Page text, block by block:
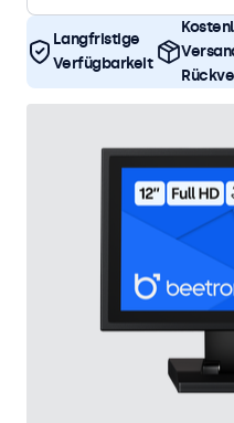
Langfristige
Verfügbarkeit